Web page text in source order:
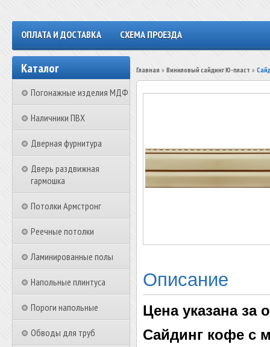
ОПЛАТА И ДОСТАВКА СХЕМА ПРОЕЗДА
Каталог
Погонажные изделия МДФ
Наличники ПВХ
Дверная фурнитура
Дверь раздвижная
гармошка
Потолки Армстронг
Реечные потолки
Ламинированные полы
Напольные плинтуса
Пороги напольные
Обводы для труб
Главная » Виниловый сайдинг Ю-пласт »
Описание
Цена указана за
Сайдинг кофе с